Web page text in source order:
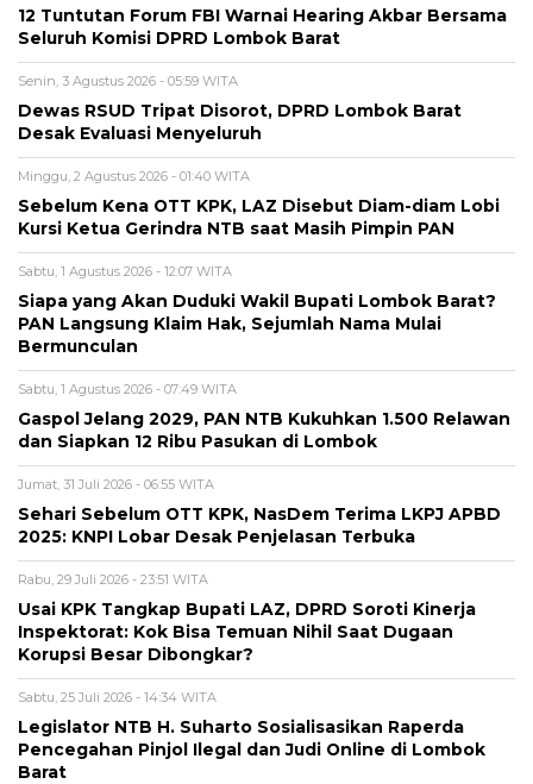
12 Tuntutan Forum FBI Warnai Hearing Akbar Bersama
Seluruh Komisi DPRD Lombok Barat
Senin, 3 Agustus 2026 - 05:59 WITA
Dewas RSUD Tripat Disorot, DPRD Lombok Barat
Desak Evaluasi Menyeluruh
Minggu, 2 Agustus 2026 - 01:40 WITA
Sebelum Kena OTT KPK, LAZ Disebut Diam-diam Lobi
Kursi Ketua Gerindra NTB saat Masih Pimpin PAN
Sabtu, 1 Agustus 2026 - 12:07 WITA
Siapa yang Akan Duduki Wakil Bupati Lombok Barat?
PAN Langsung Klaim Hak, Sejumlah Nama Mulai
Bermunculan
Sabtu, 1 Agustus 2026 - 07:49 WITA
Gaspol Jelang 2029, PAN NTB Kukuhkan 1.500 Relawan
dan Siapkan 12 Ribu Pasukan di Lombok
Jumat, 31 Juli 2026 - 06:55 WITA
Sehari Sebelum OTT KPK, NasDem Terima LKPJ APBD
2025: KNPI Lobar Desak Penjelasan Terbuka
Rabu, 29 Juli 2026 - 23:51 WITA
Usai KPK Tangkap Bupati LAZ, DPRD Soroti Kinerja
Inspektorat: Kok Bisa Temuan Nihil Saat Dugaan
Korupsi Besar Dibongkar?
Sabtu, 25 Juli 2026 - 14:34 WITA
Legislator NTB H. Suharto Sosialisasikan Raperda
Pencegahan Pinjol Ilegal dan Judi Online di Lombok
Barat